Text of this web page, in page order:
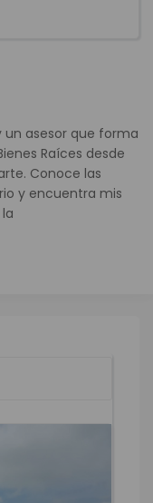
asesor que forma
Raíces desde
Conoce las
y encuentra mis